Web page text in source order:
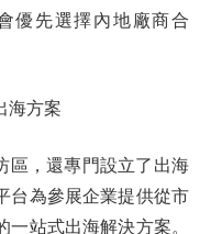
優先選擇內地廠商合
方案
，還專門設立了出海
台為參展企業提供從市
站式出海解決方案。